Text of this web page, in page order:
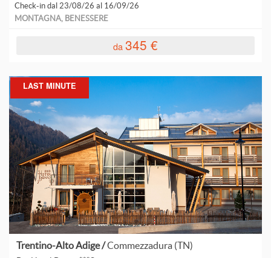
Check-in dal 23/08/26 al 16/09/26
MONTAGNA, BENESSERE
da 345 €
LAST MINUTE
Trentino-Alto Adige /Commezzadura (TN)